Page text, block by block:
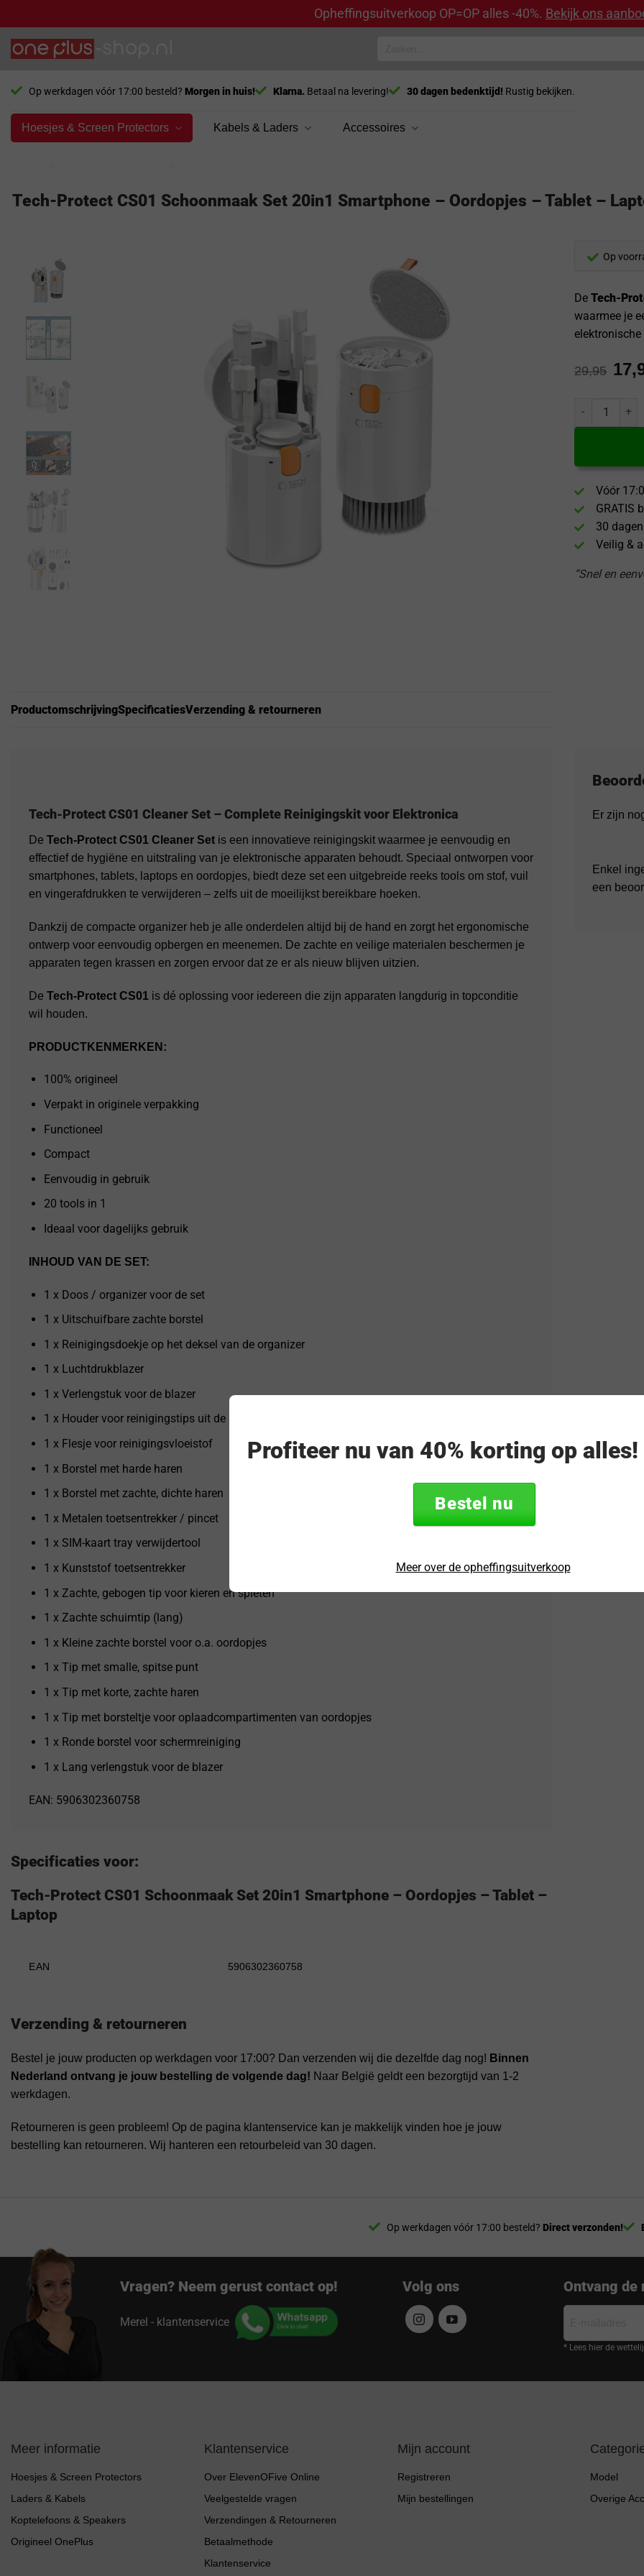
Opheffingsuitverkoop OP=OP alles -40%. Bekijk ons
Ga
naar
Op werkdagen vóór 17:00 besteld? Morgen in huis! Klarna. Betaal na levering! 30 dagen bedenktijd! Rustig bekijken.
Hoesjes & Screen Protectors Kabels & Laders Accessoires
Tech-Protect CS01 Schoonmaak Set 20in1 Smartphone – Oordopjes – Tablet –
Op
De Tech-
waarmee je
29,95
Tech-Protect
Vóór
GRATIS
30
Veilig &
“Snel en
ProductomschrijvingSpecificatiesVerzending & retourneren
Tech-Protect CS01 Cleaner Set – Complete Reinigingskit voor Elektronica
De Tech-Protect CS01 Cleaner Set is een innovatieve reinigingskit waarmee je eenvoudig en
effectief de hygiëne en uitstraling van je elektronische apparaten behoudt. Speciaal ontworpen voor
smartphones, tablets, laptops en oordopjes, biedt deze set een uitgebreide reeks tools om stof, vuil
en vingerafdrukken te verwijderen – zelfs uit de moeilijkst bereikbare hoeken.
Dankzij de compacte organizer heb je alle onderdelen altijd bij de hand en zorgt het ergonomische
ontwerp voor eenvoudig opbergen en meenemen. De zachte en veilige materialen beschermen je
apparaten tegen krassen en zorgen ervoor dat ze er als nieuw blijven uitzien.
De Tech-Protect CS01 is dé oplossing voor iedereen die zijn apparaten langdurig in topconditie
wil houden.
PRODUCTKENMERKEN:
100% origineel
Verpakt in originele verpakking
Functioneel
Compact
Eenvoudig in gebruik
20 tools in 1
Ideaal voor dagelijks gebruik
INHOUD VAN DE SET:
1 x Doos / organizer voor de set
1 x Uitschuifbare zachte borstel
1 x Reinigingsdoekje op het deksel van de organizer
1 x Luchtdrukblazer
1 x Verlengstuk voor de blazer
1 x Houder voor reinigingstips uit de set
1 x Flesje voor reinigingsvloeistof
1 x Borstel met harde haren
1 x Borstel met zachte, dichte haren
1 x Metalen toetsentrekker / pincet
1 x SIM-kaart tray verwijdertool
1 x Kunststof toetsentrekker
1 x Zachte, gebogen tip voor kieren en spleten
1 x Zachte schuimtip (lang)
1 x Kleine zachte borstel voor o.a. oordopjes
1 x Tip met smalle, spitse punt
1 x Tip met korte, zachte haren
1 x Tip met borsteltje voor oplaadcompartimenten van oordopjes
1 x Ronde borstel voor schermreiniging
1 x Lang verlengstuk voor de blazer
EAN: 5906302360758
Specificaties voor:
Tech-Protect CS01 Schoonmaak Set 20in1 Smartphone – Oordopjes – Tablet –
Laptop
EAN 5906302360758
Verzending & retourneren
Bestel je jouw producten op werkdagen voor 17:00? Dan verzenden wij die dezelfde dag nog! Binnen
Nederland ontvang je jouw bestelling de volgende dag! Naar België geldt een bezorgtijd van 1-2
werkdagen.
Retourneren is geen probleem! Op de pagina klantenservice kan je makkelijk vinden hoe je jouw
bestelling kan retourneren. Wij hanteren een retourbeleid van 30 dagen.
Er zijn
Enkel
een
Op werkdagen vóór 17:00 besteld? Direct verzonden!
Vragen? Neem gerust contact op!
Merel - klantenservice
Volg ons Ontvang
* Lees hier de
Meer informatie
Hoesjes & Screen Protectors
Laders & Kabels
Koptelefoons & Speakers
Origineel OnePlus
Klantenservice
Over ElevenOFive Online
Veelgestelde vragen
Verzendingen & Retourneren
Betaalmethode
Klantenservice
Mijn account
Registreren
Mijn bestellingen
Model
Overige
Profiteer nu van 40% korting op alles!
Bestel nu
Meer over de opheffingsuitverkoop